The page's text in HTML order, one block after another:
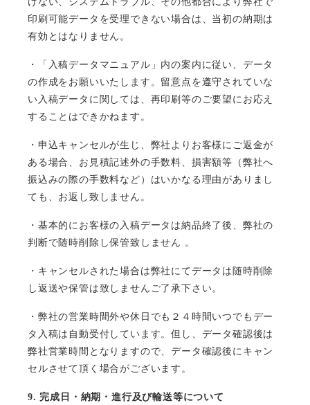
印刷可能データを受理できない場合は、当初の納期は
有効とはなりません。
・「入稿データマニュアル」内の案内に従い、データ
の作成をお願いいたします。留意点を遵守されていな
い入稿データに関しては、再印刷等のご要望にお応え
することはできかねます。
・申込キャンセルが生じ、弊社よりお客様にご返金が
ある場合、お見積記述外の手数料、損害額等（弊社へ
振込みの際の手数料など）はいかなる理由がありまし
ても、お返し致しません。
・基本的にお客様の入稿データは納品終了後、弊社の
判断で随時削除し保管致しません 。
・キャンセルされた場合は弊社にてデータは随時削除
し返送や保管は致しませんご了承下さい。
・弊社の営業時間外や休日でも２４時間いつでもデー
タ入稿は自動受付しています。但し、データ確認後は
弊社営業時間となりますので、データ確認後にキャン
セルさせて頂く場合がございます。
9. 完成日・納期・進行及び輸送等について